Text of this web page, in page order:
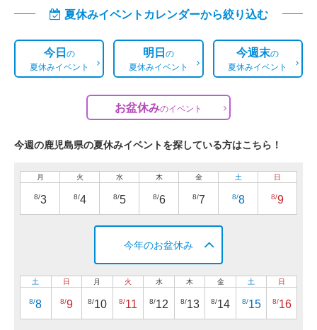
夏休みイベントカレンダーから絞り込む
今日の
夏休みイベント
明日の
夏休みイベント
今週末の
夏休みイベント
お盆休みのイベント
今週の鹿児島県の夏休みイベントを探している方はこちら！
月
8/3
火
8/4
水
8/5
木
8/6
金
8/7
土
8/8
日
8/9
今年のお盆休み
土
8/8
日
8/9
月
8/10
火
8/11
水
8/12
木
8/13
金
8/14
土
8/15
日
8/16